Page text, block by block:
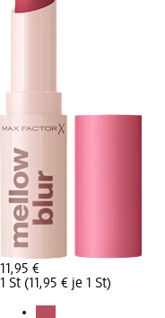
11,95 €
1 St (11,95 € je 1 St)